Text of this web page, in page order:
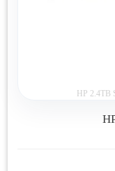
HP 2.4TB